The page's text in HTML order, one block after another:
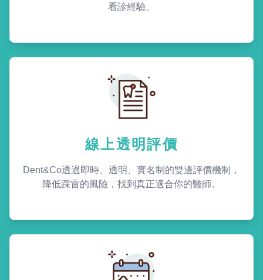
看診經驗。
線上透明評價
Dent&Co透過即時、透明、實名制的雙邊評價機制，
降低踩雷的風險，找到真正適合你的醫師。